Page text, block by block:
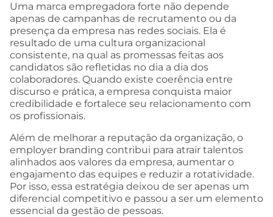
Uma marca empregadora forte não depende
apenas de campanhas de recrutamento ou da
presença da empresa nas redes sociais. Ela é
resultado de uma cultura organizacional
consistente, na qual as promessas feitas aos
candidatos são refletidas no dia a dia dos
colaboradores. Quando existe coerência entre
discurso e prática, a empresa conquista maior
credibilidade e fortalece seu relacionamento com
os profissionais.
Além de melhorar a reputação da organização, o
employer branding contribui para atrair talentos
alinhados aos valores da empresa, aumentar o
engajamento das equipes e reduzir a rotatividade.
Por isso, essa estratégia deixou de ser apenas um
diferencial competitivo e passou a ser um elemento
essencial da gestão de pessoas.